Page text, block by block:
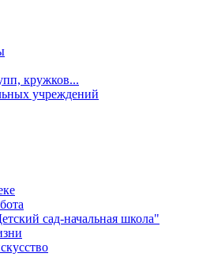
кружков...
учреждений
сад-начальная школа"